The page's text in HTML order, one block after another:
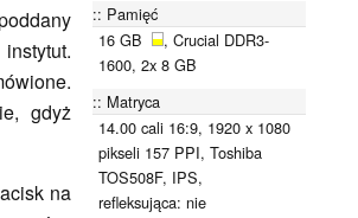
gdyż
na
Pamięć
16 GB
, Crucial DDR3-
1600, 2x 8 GB
Matryca
14.00 cali 16:9, 1920 x 1080
pikseli 157 PPI, Toshiba
TOS508F, IPS,
refleksująca: nie